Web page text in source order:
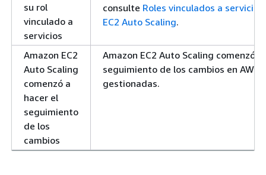
su rol
vinculado a
servicios
consulte Roles vinculados a
EC2 Auto Scaling.
Amazon EC2
Auto Scaling
comenzó a
hacer el
seguimiento
de los
cambios
Amazon EC2 Auto Scaling comenzó
seguimiento de los cambios en AWS
gestionadas.